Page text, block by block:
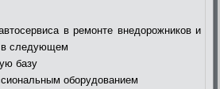
в ремонте внедорожников и
в следующем
базу
оборудованием